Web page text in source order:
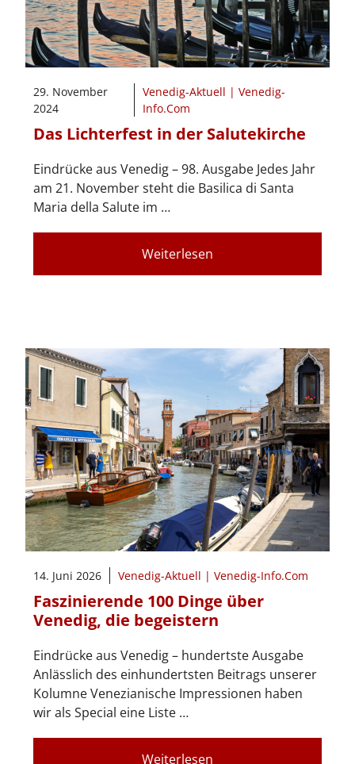
29. November
2024
Venedig-Aktuell | Venedig-
Info.Com
Das Lichterfest in der Salutekirche
Eindrücke aus Venedig – 98. Ausgabe Jedes Jahr
am 21. November steht die Basilica di Santa
Maria della Salute im …
Weiterlesen
14. Juni 2026 Venedig-Aktuell | Venedig-Info.Com
Faszinierende 100 Dinge über
Venedig, die begeistern
Eindrücke aus Venedig – hundertste Ausgabe
Anlässlich des einhundertsten Beitrags unserer
Kolumne Venezianische Impressionen haben
wir als Special eine Liste …
Weiterlesen